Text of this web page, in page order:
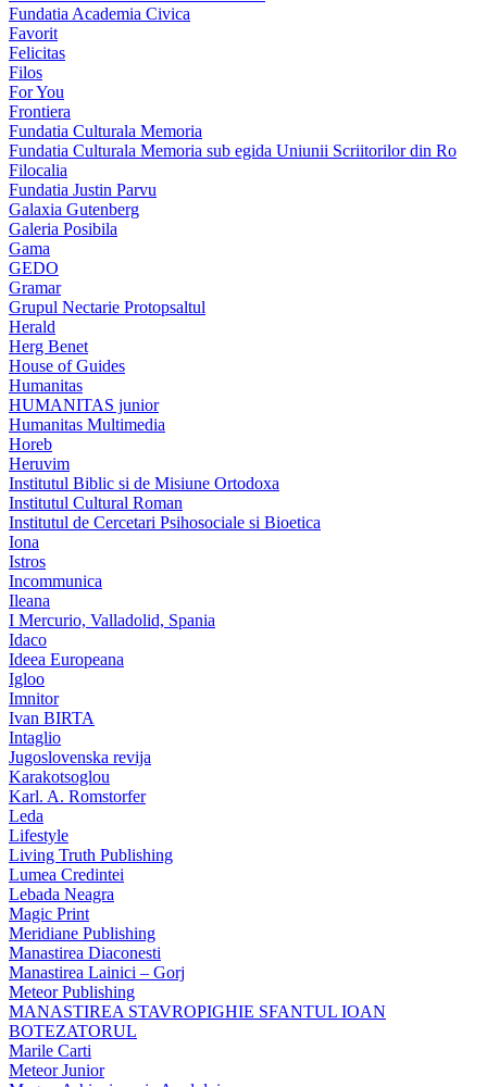
Fundatia Academia Civica
Favorit
Felicitas
Filos
For You
Frontiera
Fundatia Culturala Memoria
Fundatia Culturala Memoria sub egida Uniunii Scriitorilor din Ro
Filocalia
Fundatia Justin Parvu
Galaxia Gutenberg
Galeria Posibila
Gama
GEDO
Gramar
Grupul Nectarie Protopsaltul
Herald
Herg Benet
House of Guides
Humanitas
HUMANITAS junior
Humanitas Multimedia
Horeb
Heruvim
Institutul Biblic si de Misiune Ortodoxa
Institutul Cultural Roman
Institutul de Cercetari Psihosociale si Bioetica
Iona
Istros
Incommunica
Ileana
I Mercurio, Valladolid, Spania
Idaco
Ideea Europeana
Igloo
Imnitor
Ivan BIRTA
Intaglio
Jugoslovenska revija
Karakotsoglou
Karl. A. Romstorfer
Leda
Lifestyle
Living Truth Publishing
Lumea Credintei
Lebada Neagra
Magic Print
Meridiane Publishing
Manastirea Diaconesti
Manastirea Lainici – Gorj
Meteor Publishing
MANASTIREA STAVROPIGHIE SFANTUL IOAN
BOTEZATORUL
Marile Carti
Meteor Junior